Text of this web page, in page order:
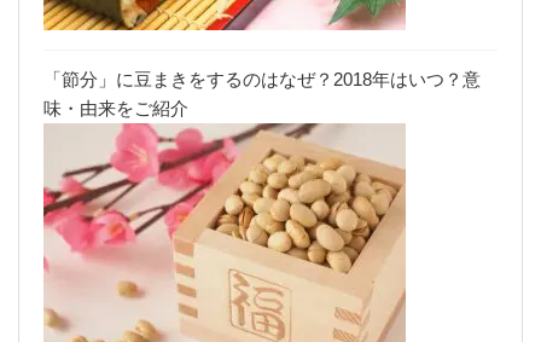
「節分」に豆まきをするのはなぜ？2018年はいつ？意
味・由来をご紹介